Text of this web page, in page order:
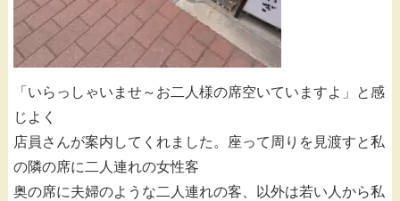
「いらっしゃいませ～お二人様の席空いていますよ」と感
じよく
店員さんが案内してくれました。座って周りを見渡すと私
の隣の席に二人連れの女性客
奥の席に夫婦のような二人連れの客、以外は若い人から私